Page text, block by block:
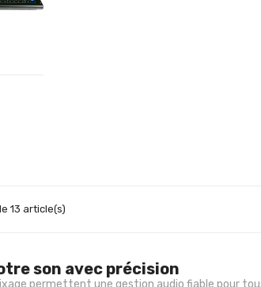
13 article(s)
son avec précision
permettent une gestion audio fiable pour